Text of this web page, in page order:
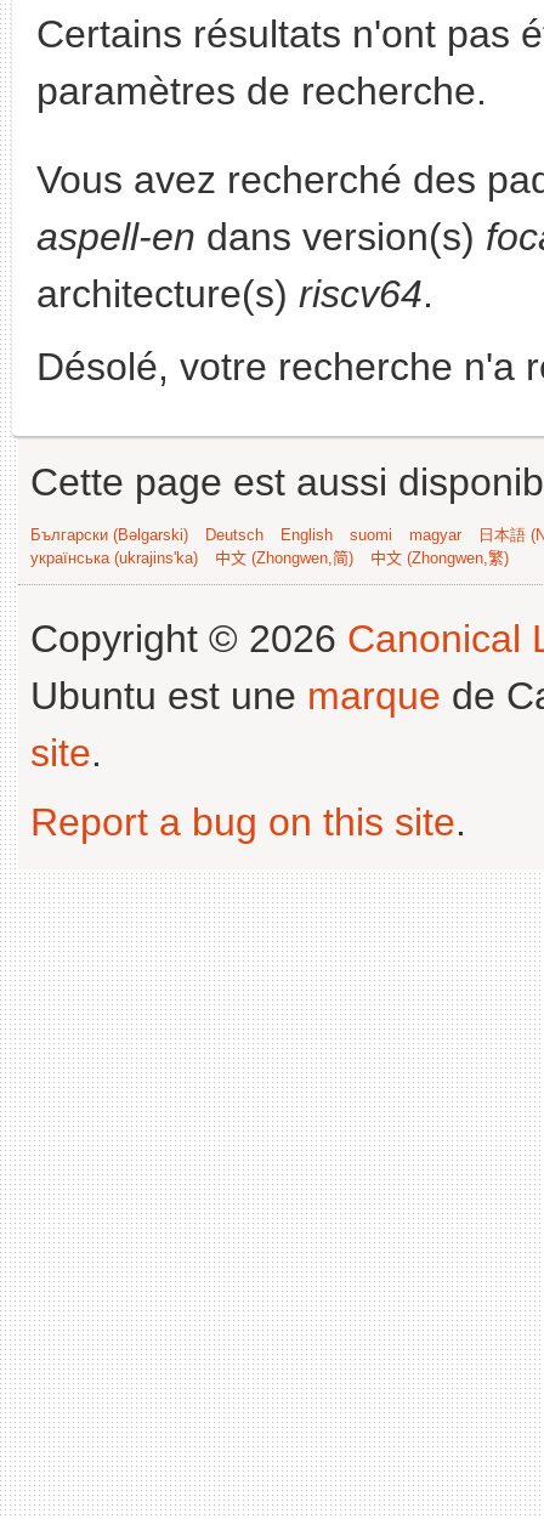
Certains résultats n'ont pas
paramètres de recherche.
Vous avez recherché des
aspell-en dans version(s)
architecture(s) riscv64.
Désolé, votre recherche n'a
Cette page est aussi
Български (Bəlgarski) Deutsch English suomi magyar
日本語
українська (ukrajins'ka)
中文 (Zhongwen,简) 中文 (Zhongwen,繁)
Copyright © 2026 Canonical
Ubuntu est une marque de
site.
Report a bug on this site.